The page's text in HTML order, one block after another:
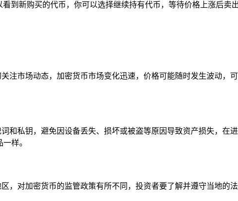
到新购买的代币，你可以选择继续持有代币，等待价格上涨后卖
注市场动态，加密货币市场变化迅速，价格可能随时发生波动，
和私钥，避免因设备丢失、损坏或被盗等原因导致资产损失，
样。
，对加密货币的监管政策有所不同，投资者要了解并遵守当地的